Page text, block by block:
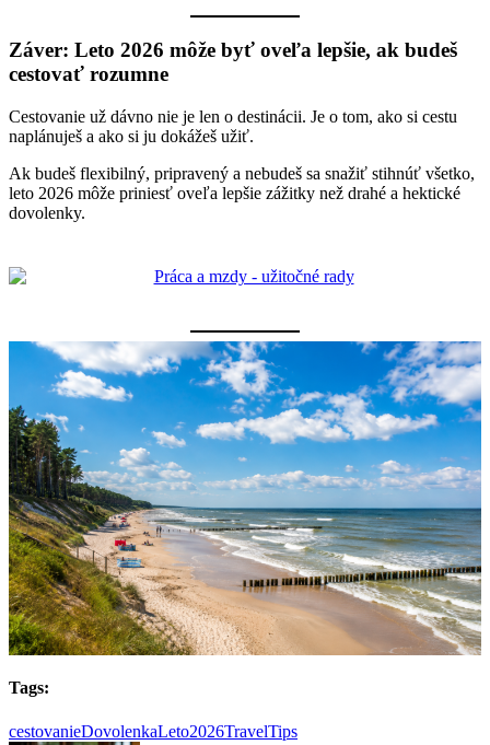
Záver: Leto 2026 môže byť oveľa lepšie, ak budeš
cestovať rozumne
Cestovanie už dávno nie je len o destinácii. Je o tom, ako si cestu
naplánuješ a ako si ju dokážeš užiť.
Ak budeš flexibilný, pripravený a nebudeš sa snažiť stihnúť všetko,
leto 2026 môže priniesť oveľa lepšie zážitky než drahé a hektické
dovolenky.
Tags:
cestovanieDovolenkaLeto2026TravelTips